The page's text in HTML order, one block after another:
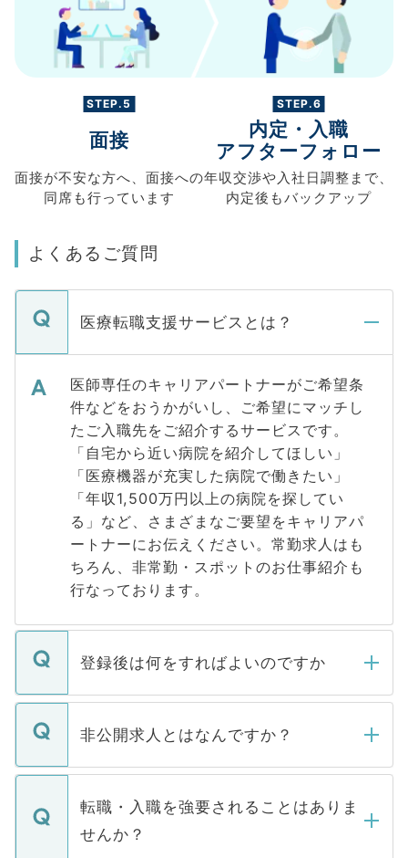
STEP.5
面接
面接が不安な方へ、 面接への
同席も行っています
STEP.6
内定・入職
アフターフォロー
年収交渉や 入社日調整まで、
内定後もバックアップ
よくあるご質問
医療転職支援サービスとは？
医師専任のキャリアパートナーがご希望条
件などをおうかがいし、ご希望にマッチし
たご入職先をご紹介するサービスです。
「自宅から近い病院を紹介してほしい」
「医療機器が充実した病院で働きたい」
「年収1,500万円以上の病院を探してい
る」など、さまざまなご要望をキャリアパ
ートナーにお伝えください。常勤求人はも
ちろん、非常勤・スポットのお仕事紹介も
行なっております。
登録後は何をすればよいのですか
ご登録いただきましたら、弊社担当者がご
登録内容を確認し、その後メールもしくは
ます。通常、5営業日以内にはご連絡をせて
いただきますので、しばらくお待ちくださ
い。
非公開求人とはなんですか？
マイナビDOCTORで取り扱っている求人の
うち約3割は、Webサイトからご覧いただ
けない「非公開求人」です。非公開求人は
下記の理由によって、一般には公開してい
転職・入職を強要されることはありま
せんか？